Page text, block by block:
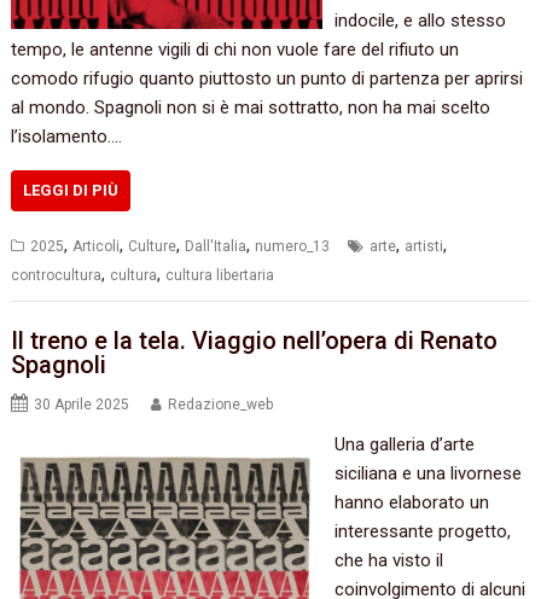
indocile, e allo stesso
tempo, le antenne vigili di chi non vuole fare del rifiuto un
comodo rifugio quanto piuttosto un punto di partenza per aprirsi
al mondo. Spagnoli non si è mai sottratto, non ha mai scelto
l’isolamento.…
LEGGI DI PIÙ
2025, Articoli, Culture, Dall'Italia, numero_13 arte, artisti,
controcultura, cultura, cultura libertaria
Il treno e la tela. Viaggio nell’opera di Renato
Spagnoli
30 Aprile 2025 Redazione_web
Una galleria d’arte
siciliana e una livornese
hanno elaborato un
interessante progetto,
che ha visto il
coinvolgimento di alcuni